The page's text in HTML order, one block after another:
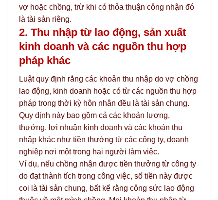
vợ hoặc chồng, trừ khi có thỏa thuận công nhận đó
là tài sản riêng.
2. Thu nhập từ lao động, sản xuất
kinh doanh và các nguồn thu hợp
pháp khác
Luật quy định rằng các khoản thu nhập do vợ chồng
lao động, kinh doanh hoặc có từ các nguồn thu hợp
pháp trong thời kỳ hôn nhân đều là tài sản chung.
Quy định này bao gồm cả các khoản lương,
thưởng, lợi nhuận kinh doanh và các khoản thu
nhập khác như tiền thưởng từ các công ty, doanh
nghiệp nơi một trong hai người làm việc.
Ví dụ, nếu chồng nhận được tiền thưởng từ công ty
do đạt thành tích trong công việc, số tiền này được
coi là tài sản chung, bất kể rằng công sức lao động